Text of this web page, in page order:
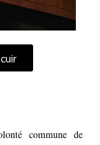
commune de